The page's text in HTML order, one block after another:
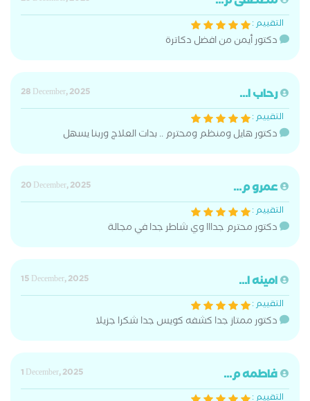
التقييم :
دكتور أيمن من افضل دكاترة
رحاب ا...
28 December, 2025
التقييم :
دكتور هايل ومنظم ومحترم .. بدات العلاج وربنا يسهل
عمرو م...
20 December, 2025
التقييم :
دكتور محترم جدااا وي شاطر جدا في مجالة
امينه ا...
15 December, 2025
التقييم :
دكتور ممتاز جدا كشفه كويس جدا شكرا جزيلا
فاطمه م...
1 December, 2025